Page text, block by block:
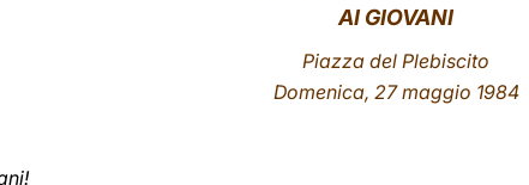
AI GIOVANI
Piazza del Plebiscito
Domenica, 27 maggio 1984